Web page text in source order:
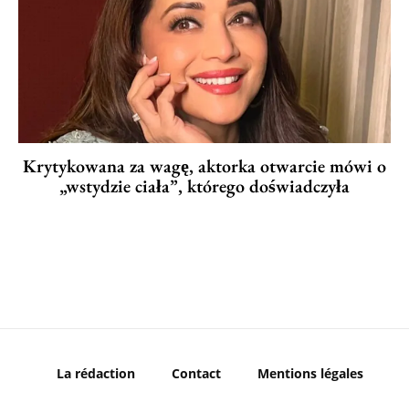
Krytykowana za wagę, aktorka otwarcie mówi o
„wstydzie ciała”, którego doświadczyła
La rédaction Contact Mentions légales